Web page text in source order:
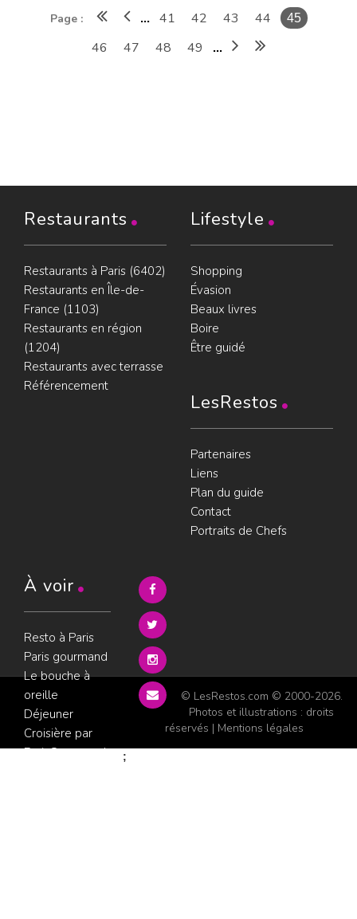
Page : ... 41 42 43 44 45
46 47 48 49 ...
Restaurants
Restaurants à Paris (6402)
Restaurants en Île-de-
France (1103)
Restaurants en région
(1204)
Restaurants avec terrasse
Référencement
Lifestyle
Shopping
Évasion
Beaux livres
Boire
Être guidé
LesRestos
Partenaires
Liens
Plan du guide
Contact
Portraits de Chefs
À voir
Resto à Paris
Paris gourmand
Le bouche à
oreille
Déjeuner
Croisière par
ParisGourmand
© LesRestos.com © 2000-2026.
Photos et illustrations : droits
réservés | Mentions légales
;